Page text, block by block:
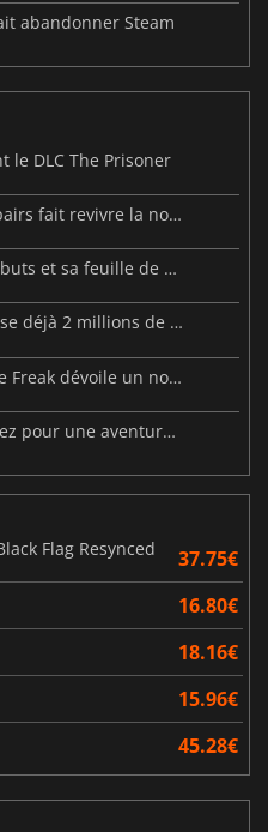
abandonner Steam
le DLC The Prisoner
ReStory : Chill Electronics Repairs fait revivre la nostalgie des années 2000
MARVEL Tōkon dévoile ses débuts et sa feuille de route
Resident Evil: Veronica dépasse déjà 2 millions de wishlists
Beast of Reincarnation : Game Freak dévoile un nouveau pari
Big Walk est disponible : partez pour une aventure entre amis
Flag Resynced
37.75€
16.80€
18.16€
15.96€
45.28€